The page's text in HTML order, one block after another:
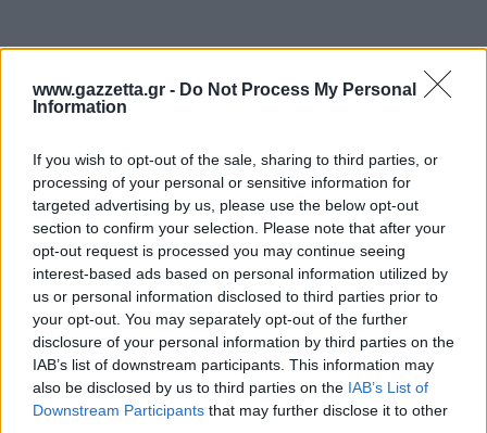
www.gazzetta.gr - Do Not Process My Personal
Information
If you wish to opt-out of the sale, sharing to third parties, or
processing of your personal or sensitive information for
targeted advertising by us, please use the below opt-out
section to confirm your selection. Please note that after your
opt-out request is processed you may continue seeing
interest-based ads based on personal information utilized by
us or personal information disclosed to third parties prior to
your opt-out. You may separately opt-out of the further
disclosure of your personal information by third parties on the
IAB’s list of downstream participants. This information may
also be disclosed by us to third parties on the IAB’s List of
Downstream Participants that may further disclose it to other
Η τεχνολογία eSIM επιτρέπει τη χρήση πολλαπλών
καρτών ταυτόχρονα σε μία συσκευή,
διευκολύνοντας σημαντικά τους χρήστες που
ταξιδεύουν, καθώς δεν απαιτείται η φυσική
αλλαγή ή μεταφορά καρτών SIM. Επιπλέον, η
Apple είχε ήδη επισημάνει κατά την παρουσίαση
της σειράς iPhone 14 ότι οι eSIM είναι πιο
ασφαλείς, αφού δεν μπορούν να αφαιρεθούν αν
το τηλέφωνο χαθεί ή κλαπεί, ενισχύοντας έτσι την
προστασία των δεδομένων και των συνδέσεων.